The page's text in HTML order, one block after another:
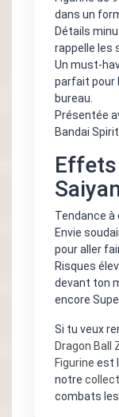
dans un
Détails
rappelle les
Un must-
parfait pour
bureau.
Présentée
Bandai
Tendance à
Envie
pour aller
Risques
devant ton
encore
Si tu veux
Dragon Ball
Figurine est
notre
combats